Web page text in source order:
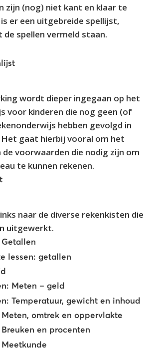
zijn (nog) niet kant en klaar te
er een uitgebreide spellijst,
de spellen vermeld staan.
wordt dieper ingegaan op het
voor kinderen die nog geen (of
hebben gevolgd in
Het gaat hierbij vooral om het
de voorwaarden die nodig zijn om
te kunnen rekenen.
naar de diverse rekenkisten die
uitgewerkt.
Getallen
lessen: getallen
Meten – geld
Temperatuur, gewicht en inhoud
Meten, omtrek en oppervlakte
en procenten
Meetkunde